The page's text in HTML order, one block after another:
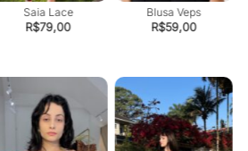
Saia Lace
R$79,00
Blusa Veps
R$59,00